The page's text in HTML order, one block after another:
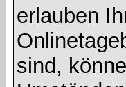
erlauben
sind,